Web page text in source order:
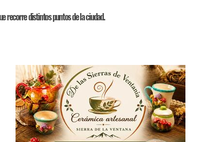
recorre distintos puntos de la ciudad.